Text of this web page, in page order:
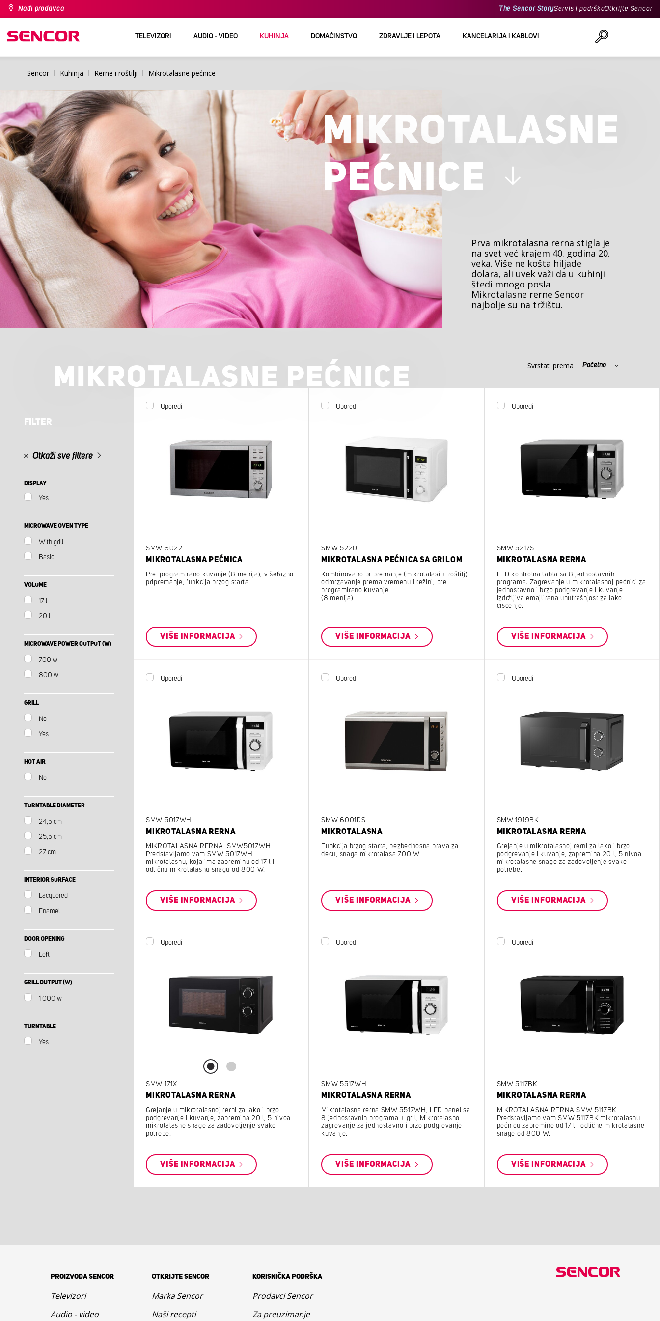
Nađi prodavca The Sencor StoryServis i podrškaOtkrijte Sencor
TELEVIZORI AUDIO - VIDEO KUHINJA DOMAĆINSTVO ZDRAVLJE I LEPOTA KANCELARIJA I KABLOVI
Sencor Kuhinja Rerne i roštilji Mikrotalasne pećnice
MIKROTALASNE
PEĆNICE
Prva mikrotalasna rerna stigla je
na svet već krajem 40. godina 20.
veka. Više ne košta hiljade
dolara, ali uvek važi da u kuhinji
štedi mnogo posla.
Mikrotalasne rerne Sencor
najbolje su na tržištu.
MIKROTALASNE PEĆNICE Svrstati prema Početno
FILTER
Otkaži sve filtere
DISPLAY
Yes
MICROWAVE OVEN TYPE
With grill
Basic
VOLUME
17 l
20 l
MICROWAVE POWER OUTPUT (W)
700 w
800 w
GRILL
No
Yes
HOT AIR
No
TURNTABLE DIAMETER
24,5 cm
25,5 cm
27 cm
INTERIOR SURFACE
Lacquered
Enamel
DOOR OPENING
Left
GRILL OUTPUT (W)
1 000 w
TURNTABLE
Yes
Uporedi
SMW 6022
MIKROTALASNA PEĆNICA
Pre-programirano kuvanje (8 menija), višefazno
pripremanje, funkcija brzog starta
VIŠE INFORMACIJA
Uporedi
SMW 5220
MIKROTALASNA PEĆNICA SA GRILOM
Kombinovano pripremanje (mikrotalasi + roštilj),
odmrzavanje prema vremenu i težini, pre-
programirano kuvanje
(8 menija)
VIŠE INFORMACIJA
Uporedi
SMW 5217SL
MIKROTALASNA RERNA
LED kontrolna tabla sa 8 jednostavnih
programa. Zagrevanje u mikrotalasnoj pećnici za
jednostavno i brzo podgrevanje i kuvanje.
Izdržljiva emajlirana unutrašnjost za lako
čišćenje.
VIŠE INFORMACIJA
Uporedi
SMW 5017WH
MIKROTALASNA RERNA
MIKROTALASNA RERNA SMW5017WH
Predstavljamo vam SMW 5017WH
mikrotalasnu, koja ima zapreminu od 17 l i
odličnu mikrotalasnu snagu od 800 W.
VIŠE INFORMACIJA
Uporedi
SMW 6001DS
MIKROTALASNA
Funkcija brzog starta, bezbednosna brava za
decu, snaga mikrotalasa 700 W
VIŠE INFORMACIJA
Uporedi
SMW 1919BK
MIKROTALASNA RERNA
Grejanje u mikrotalasnoj rerni za lako i brzo
podgrevanje i kuvanje, zapremina 20 l, 5 nivoa
mikrotalasne snage za zadovoljenje svake
potrebe.
VIŠE INFORMACIJA
Uporedi
SMW 171X
MIKROTALASNA RERNA
Grejanje u mikrotalasnoj rerni za lako i brzo
podgrevanje i kuvanje, zapremina 20 l, 5 nivoa
mikrotalasne snage za zadovoljenje svake
potrebe.
VIŠE INFORMACIJA
Uporedi
SMW 5517WH
MIKROTALASNA RERNA
Mikrotalasna rerna SMW 5517WH, LED panel sa
8 jednostavnih programa + gril, Mikrotalasno
zagrevanje za jednostavno i brzo podgrevanje i
kuvanje.
VIŠE INFORMACIJA
Uporedi
SMW 5117BK
MIKROTALASNA RERNA
MIKROTALASNA RERNA SMW 5117BK
Predstavljamo vam SMW 5117BK mikrotalasnu
pećnicu zapremine od 17 l i odlične mikrotalasne
snage od 800 W.
VIŠE INFORMACIJA
PROIZVODA SENCOR
Televizori
Audio - video
OTKRIJTE SENCOR
Marka Sencor
Naši recepti
KORISNIČKA PODRŠKA
Prodavci Sencor
Za preuzimanje